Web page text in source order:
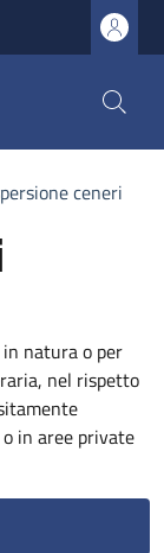
ceneri
natura o per
nel rispetto
in aree private